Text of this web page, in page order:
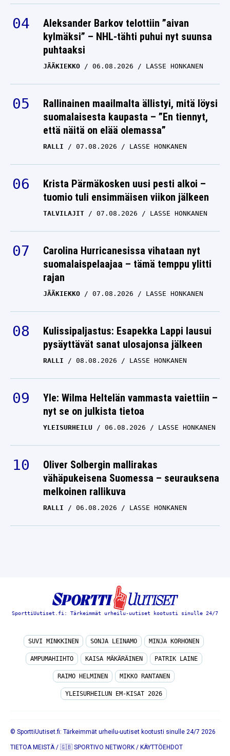
Aleksander Barkov telottiin ”aivan
kylmäksi” – NHL-tähti puhui nyt suunsa
puhtaaksi
JÄÄKIEKKO
Rallinainen maailmalta ällistyi, mitä löysi
suomalaisesta kaupasta – ”En tiennyt,
että näitä on elää olemassa”
RALLI 07.08.2026 LASSE HONKANEN
Krista Pärmäkosken uusi pesti alkoi –
tuomio tuli ensimmäisen viikon jälkeen
TALVILAJIT 07.08.2026 LASSE HONKANEN
Carolina Hurricanesissa vihataan nyt
suomalaispelaajaa – tämä temppu ylitti
rajan
JÄÄKIEKKO
Kulissipaljastus: Esapekka Lappi lausui
pysäyttävät sanat ulosajonsa jälkeen
RALLI 08.08.2026 LASSE HONKANEN
Yle: Wilma Heltelän vammasta vaiettiin –
nyt se on julkista tietoa
YLEISURHEILU 06.08.2026
Oliver Solbergin mallirakas
vähäpukeisena Suomessa – seurauksena
melkoinen rallikuva
RALLI 06.08.2026
SporttiUutiset.fi: Tärkeimmät urheilu-uutiset kootusti sinulle 24/7
AMPUMAHIIHTO KAISA MÄKÄRÄINEN PATRIK LAINE
RAIMO HELMINEN MIKKO RANTANEN
YLEISURHEILUN EM-KISAT 2026
TIETOA MEISTÄ/🇬🇧 SPORTIVO NETWORK/ KÄYTTÖEHDOT